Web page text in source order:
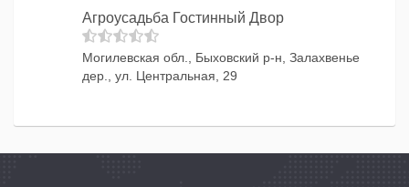
Агроусадьба Гостинный Двор
Могилевская обл., Быховский р-н, Залахвенье
дер., ул. Центральная, 29